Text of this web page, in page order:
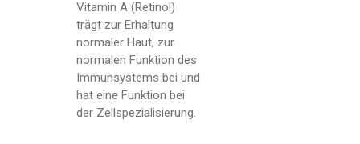
Vitamin A (Retinol)
trägt zur Erhaltung
normaler Haut, zur
normalen Funktion des
Immunsystems bei und
hat eine Funktion bei
der Zellspezialisierung.